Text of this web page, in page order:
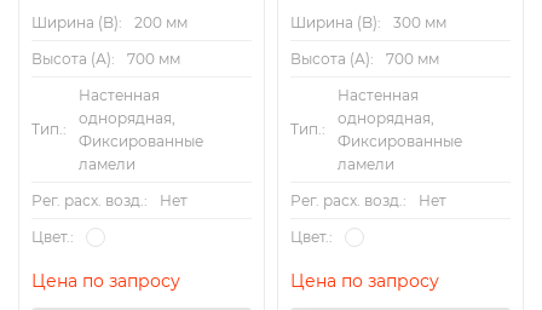
Ширина (B):
200 мм
Высота (А):
700 мм
Тип.:
Настенная
однорядная,
Фиксированные
ламели
Рег. расх. возд.:
Нет
Цвет.:
Цена по запросу
Ширина (B):
300 мм
Высота (А):
700 мм
Тип.:
Настенная
однорядная,
Фиксированные
ламели
Рег. расх. возд.:
Нет
Цвет.:
Цена по запросу